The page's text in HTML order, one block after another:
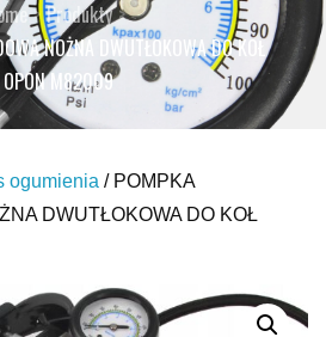
Produkty
NOŻNA DWUTŁOKOWA DO KOŁ
OPON M82009
ogumienia / POMPKA
DWUTŁOKOWA DO KOŁ